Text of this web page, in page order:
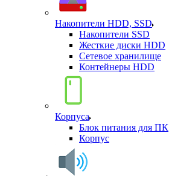
Накопители HDD, SSD
Накопители SSD
Жесткие диски HDD
Сетевое хранилище
Контейнеры HDD
Корпуса
Блок питания для ПК
Корпус